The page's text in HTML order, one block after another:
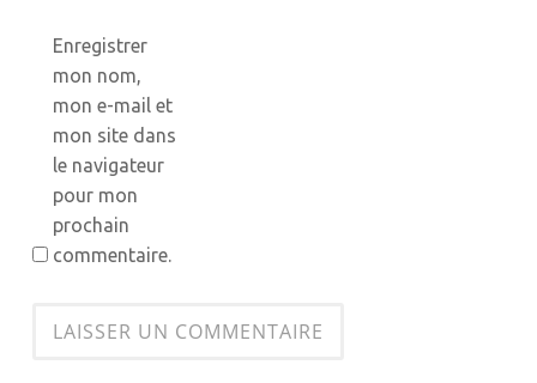
Enregistrer
mon nom,
mon e-mail et
mon site dans
le navigateur
pour mon
prochain
commentaire.